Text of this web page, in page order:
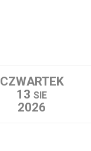
CZWARTEK
13 SIE
2026